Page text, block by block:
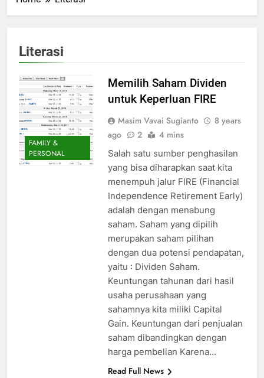
Literasi
FAMILY &
PERSONAL
Memilih Saham Dividen
untuk Keperluan FIRE
Masim Vavai Sugianto
8 years
ago
2 4 mins
Salah satu sumber penghasilan
yang bisa diharapkan saat kita
menempuh jalur FIRE (Financial
Independence Retirement Early)
adalah dengan menabung
saham. Saham yang dipilih
merupakan saham pilihan
dengan dua potensi pendapatan,
yaitu : Dividen Saham.
Keuntungan tahunan dari hasil
usaha perusahaan yang
sahamnya kita miliki Capital
Gain. Keuntungan dari penjualan
saham dibandingkan dengan
harga pembelian Karena…
Read Full News